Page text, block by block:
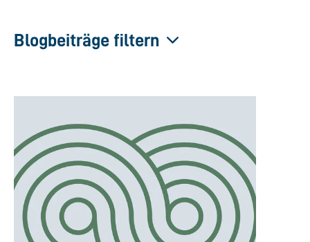
Blogbeiträge filtern